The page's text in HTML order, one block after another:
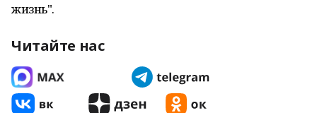
жизнь".
Читайте нас